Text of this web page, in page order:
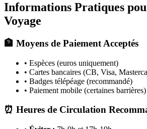
Informations Pratiques
Voyage
🏦 Moyens de Paiement Acceptés
• Espèces (euros uniquement)
• Cartes bancaires (CB, Visa,
• Badges télépéage (recommandé)
• Paiement mobile (certaines barrières)
⏰ Heures de Circulation